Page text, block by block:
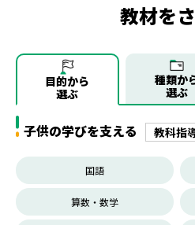
教材を
目的から
選ぶ
種類か
選ぶ
子供の学びを支える 教科指
国語
算数・数学